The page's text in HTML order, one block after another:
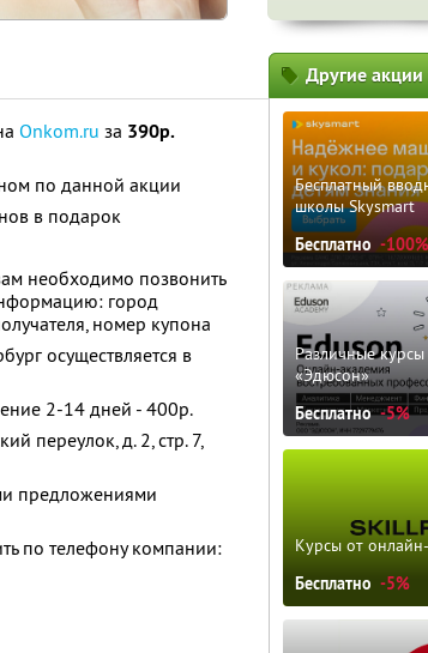
Onkom.ru за 390р.
по данной акции
в подарок
необходимо позвонить
город
номер купона
осуществляется в
2-14 дней - 400р.
переулок, д. 2, стр. 7,
предложениями
по телефону компании:
Другие
Бесплатный
школы Skysmart
Бесплатно -100%
Различные
«Эдюсон»
Бесплатно -5%
Курсы от
Бесплатно -5%